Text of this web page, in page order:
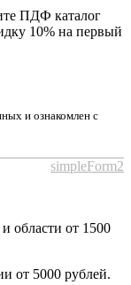
ПДФ каталог
10% на первый
и ознакомлен с
simpleForm2
области от 1500
от 5000 рублей.